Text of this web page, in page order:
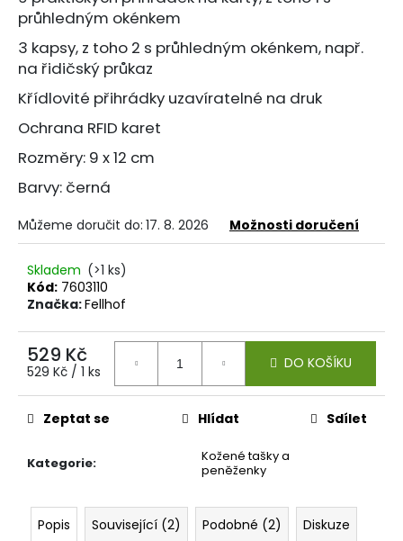
průhledným okénkem
3 kapsy, z toho 2 s průhledným okénkem, např.
na řidičský průkaz
Křídlovité přihrádky uzavíratelné na druk
Ochrana RFID karet
Rozměry: 9 x 12 cm
Barvy: černá
Můžeme doručit do: 17. 8. 2026 Možnosti doručení
Skladem (>1 ks)
Kód: 7603110
Značka:Fellhof
529 Kč
Měrná
529 Kč / 1 ks DO KOŠÍKU
Kategorie:
Kožené tašky a
peněženky
Zeptat se Hlídat Sdílet
Popis Související (2) Podobné (2) Diskuze